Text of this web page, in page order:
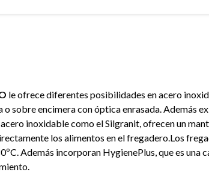
le ofrece diferentes posibilidades en acero
o sobre encimera con óptica enrasada. Además
inoxidable como el Silgranit, ofrecen un
los alimentos en el fregadero.Los
Además incorporan HygienePlus, que es